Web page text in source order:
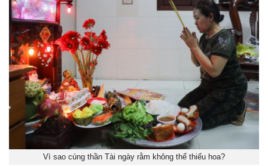
Vì sao cúng thần Tài ngày rằm không thể thiếu hoa?